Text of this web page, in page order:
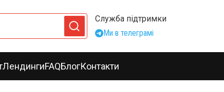
Служба підтримки
Ми в телеграмі
ЛендингиFAQБлогКонтакти